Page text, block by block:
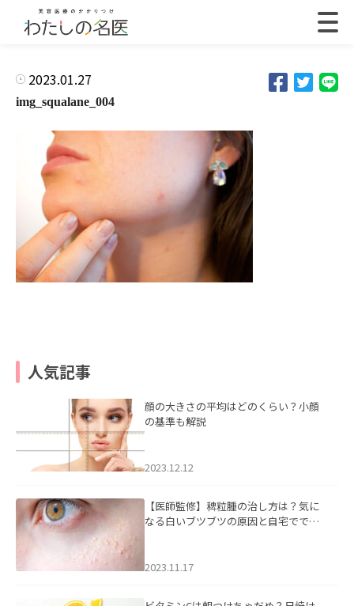
2023.01.27
img_squalane_004
人気記事
顔の大きさの平均はどのくらい？小顔
の基準も解説
2023.12.12
【医師監修】稗粒腫の治し方は？気に
なる白いブツブツの原因と自宅ででき
2023.11.17